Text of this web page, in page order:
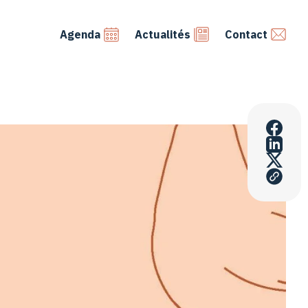
Agenda Actualités Contact